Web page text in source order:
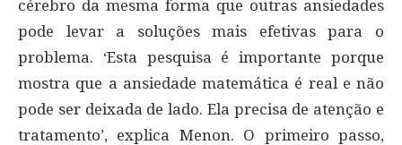
cérebro da mesma forma que outras ansiedades
pode levar a soluções mais efetivas para o
problema. ‘Esta pesquisa é importante porque
mostra que a ansiedade matemática é real e não
pode ser deixada de lado. Ela precisa de atenção e
tratamento’, explica Menon. O primeiro passo,